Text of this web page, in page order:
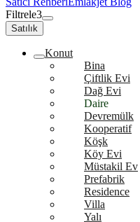
Filtrele3
Satılık
Konut
Bina
Çiftlik Evi
Dağ Evi
Daire
Devremülk
Kooperatif
Köşk
Köy Evi
Müstakil Ev
Prefabrik
Residence
Villa
Yalı